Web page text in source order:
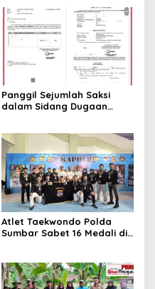
Panggil Sejumlah Saksi
dalam Sidang Dugaan
Atlet Taekwondo Polda
Sumbar Sabet 16 Medali di